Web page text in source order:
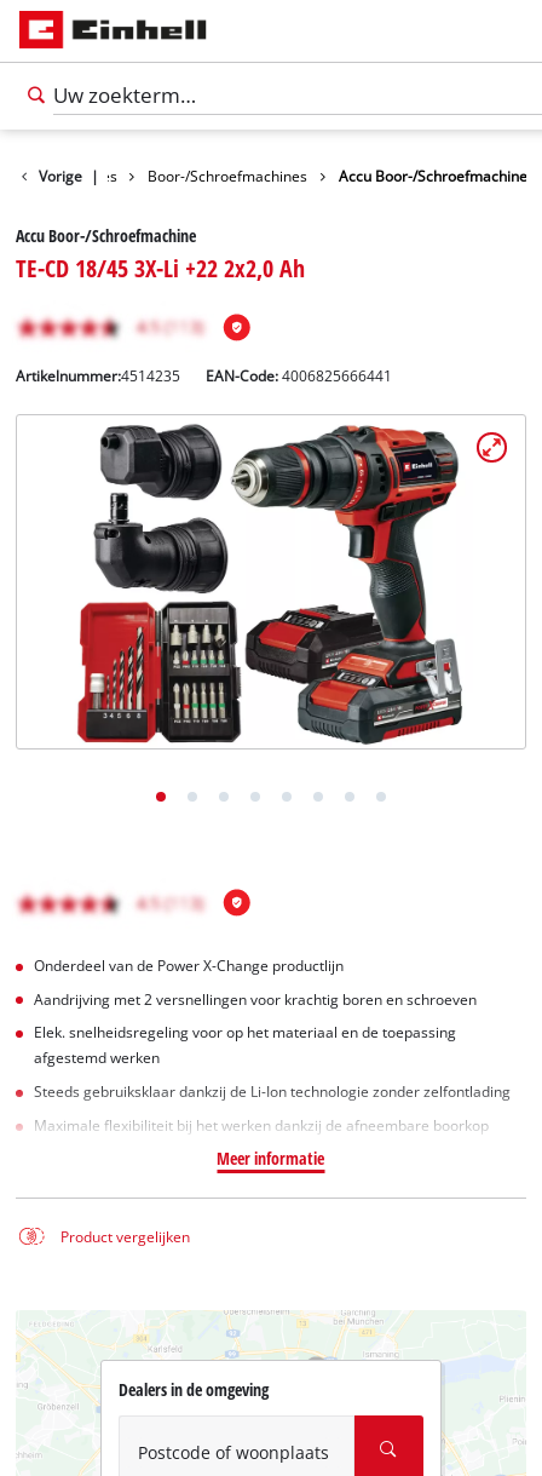
Nederlands
Nederlands
Vorige | Boor-/Schroefmachines Accu Boor-/Schroefmachine
Accu Boor-/Schroefmachine
TE-CD 18/45 3X-Li +22 2x2,0 Ah
Artikelnummer:4514235 EAN-Code:4006825666441
Onderdeel van de Power X-Change productlijn
Aandrijving met 2 versnellingen voor krachtig boren en schroeven
Elek. snelheidsregeling voor op het materiaal en de toepassing
afgestemd werken
Steeds gebruiksklaar dankzij de Li-Ion technologie zonder zelfontlading
Maximale flexibiliteit bij het werken dankzij de afneembare boorkop
Meer informatie
Product vergelijken
Dealers in de omgeving
Postcode of woonplaats